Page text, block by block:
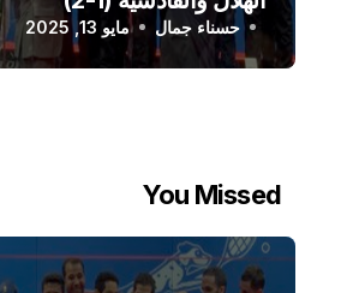
الدوري السعودي
حسناء جمال مايو 13, 2025
You Missed